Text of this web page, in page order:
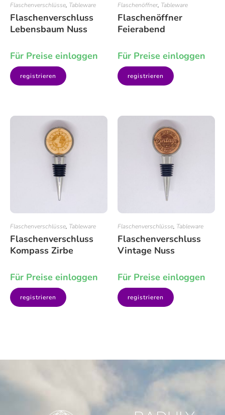
Flaschenverschlüsse, Tableware
Flaschenverschluss
Lebensbaum Nuss
Für Preise einloggen
registrieren
Flaschenöffner, Tableware
Flaschenöffner
Feierabend
Für Preise einloggen
registrieren
Flaschenverschlüsse, Tableware
Flaschenverschluss
Kompass Zirbe
Für Preise einloggen
registrieren
Flaschenverschlüsse, Tableware
Flaschenverschluss
Vintage Nuss
Für Preise einloggen
registrieren